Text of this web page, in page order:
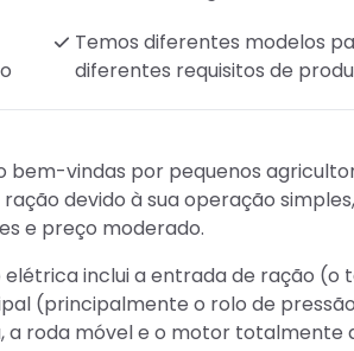
Temos diferentes modelos
diferentes requisitos de
bem-vindas por pequenos
devido à sua operação
e preço moderado.
inclui a entrada de ração (o
(principalmente o rolo de
roda móvel e o motor totalmente